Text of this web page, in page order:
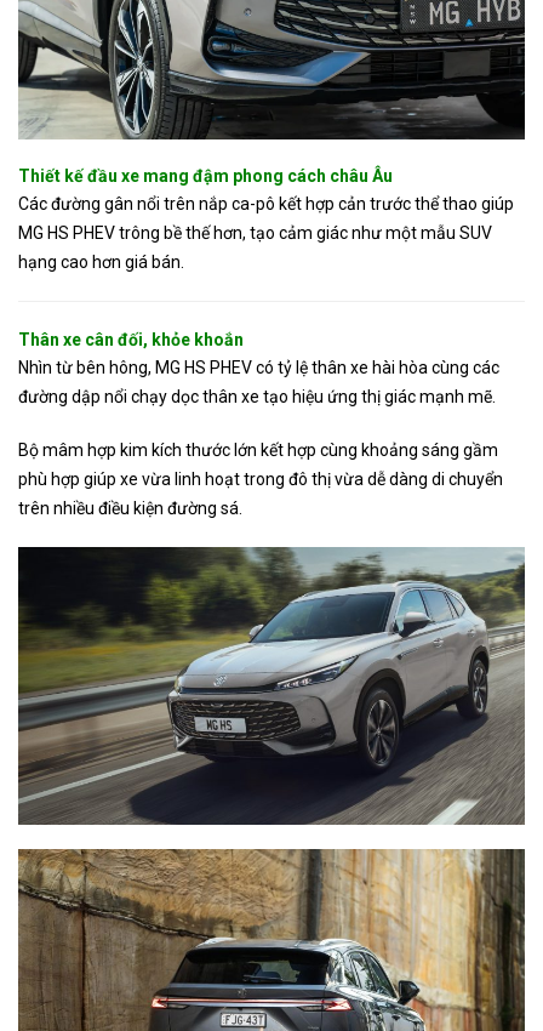
Thiết kế đầu xe mang đậm phong cách châu Âu
Các đường gân nổi trên nắp ca-pô kết hợp cản trước thể thao giúp
MG HS PHEV trông bề thế hơn, tạo cảm giác như một mẫu SUV
hạng cao hơn giá bán.
Thân xe cân đối, khỏe khoắn
Nhìn từ bên hông, MG HS PHEV có tỷ lệ thân xe hài hòa cùng các
đường dập nổi chạy dọc thân xe tạo hiệu ứng thị giác mạnh mẽ.
Bộ mâm hợp kim kích thước lớn kết hợp cùng khoảng sáng gầm
phù hợp giúp xe vừa linh hoạt trong đô thị vừa dễ dàng di chuyển
trên nhiều điều kiện đường sá.